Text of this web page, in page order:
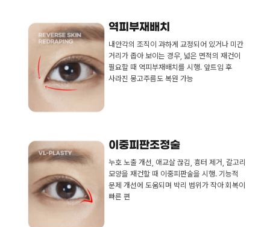
역피부재배치
내안각의 조직이 과하게 교정되어 있거나 미간
거리가 좁아 보이는 경우, 넓은 면적의 재건이
필요할 때 역피부재배치를 시행. 앞트임 후
사라진 몽고주름도 복원 가능
이중피판조정술
누호 노출 개선, 애교살 끊김, 흉터 제거, 갈고리
모양을 재건할 때 이중피판술을 시행. 기능적
문제 개선에 도움되며 박리 범위가 작아 회복이
빠른 편